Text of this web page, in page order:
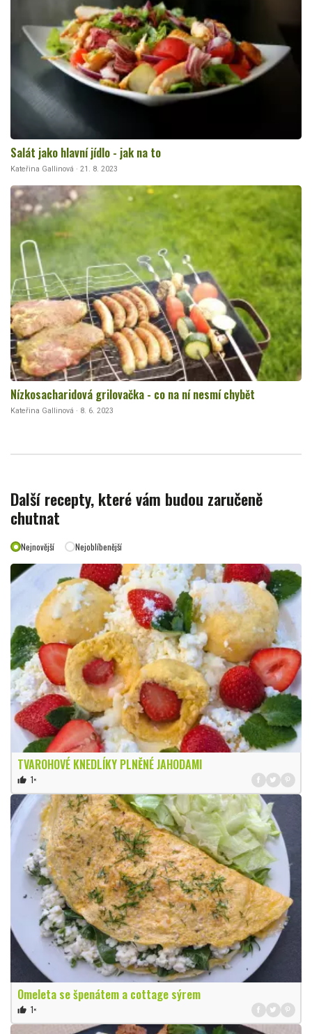
Salát jako hlavní jídlo - jak na to
Kateřina Gallinová · 21. 8. 2023
Nízkosacharidová grilovačka - co na ní nesmí chybět
Kateřina Gallinová · 8. 6. 2023
Další recepty, které vám budou zaručeně
chutnat
Nejnovější Nejoblíbenější
TVAROHOVÉ KNEDLÍKY PLNĚNÉ JAHODAMI
thumb_up 1×
Omeleta se špenátem a cottage sýrem
thumb_up 1×